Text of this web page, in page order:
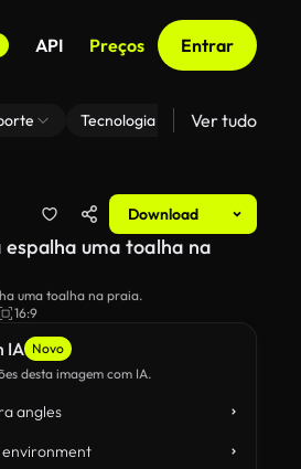
API Preços Entrar
Tecnologia Zoom De
Ver tudo
Download
IA Novo
desta imagem com IA.
angles
uma toalha na
uma toalha na praia.
16:9